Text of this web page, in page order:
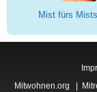
Mist fürs
Mitwohnen.org